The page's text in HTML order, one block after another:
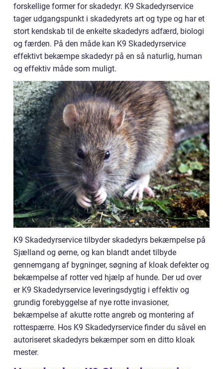
forskellige former for skadedyr. K9 Skadedyrservice
tager udgangspunkt i skadedyrets art og type og har et
stort kendskab til de enkelte skadedyrs adfærd, biologi
og færden. På den måde kan K9 Skadedyrservice
effektivt bekæmpe skadedyr på en så naturlig, human
og effektiv måde som muligt.
K9 Skadedyrservice tilbyder skadedyrs bekæmpelse på
Sjælland og øerne, og kan blandt andet tilbyde
gennemgang af bygninger, søgning af kloak defekter og
bekæmpelse af rotter ved hjælp af hunde. Der ud over
er K9 Skadedyrservice leveringsdygtig i effektiv og
grundig forebyggelse af nye rotte invasioner,
bekæmpelse af akutte rotte angreb og montering af
rottespærre. Hos K9 Skadedyrservice finder du såvel en
autoriseret skadedyrs bekæmper som en ditto kloak
mester.